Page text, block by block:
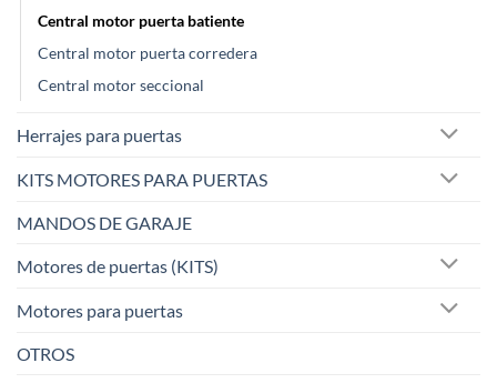
Central motor puerta batiente
Central motor puerta corredera
Central motor seccional
Herrajes para puertas
KITS MOTORES PARA PUERTAS
MANDOS DE GARAJE
Motores de puertas (KITS)
Motores para puertas
OTROS